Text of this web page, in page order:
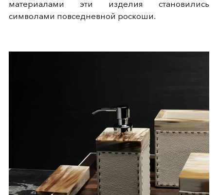
материалами эти изделия становились
символами повседневной роскоши.